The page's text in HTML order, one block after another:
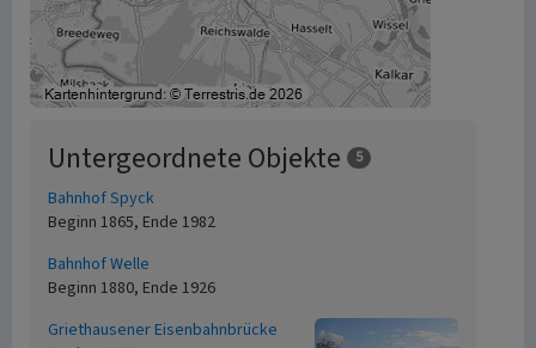
Untergeordnete Objekte 5
Bahnhof Spyck
Beginn 1865, Ende 1982
Bahnhof Welle
Beginn 1880, Ende 1926
Griethausener Eisenbahnbrücke